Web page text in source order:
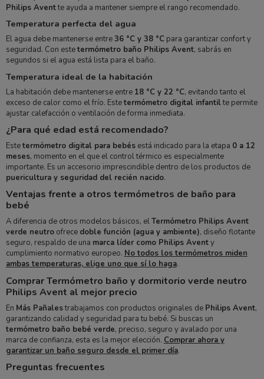
Philips Aventte ayuda a mantener siempre el rango recomendado.
Temperatura perfecta del agua
El agua debe mantenerse entre36 °C y 38 °Cpara garantizar confort y
seguridad. Con estetermómetro baño Philips Avent, sabrás en
segundos si el agua está lista para el baño.
Temperatura ideal de la habitación
La habitación debe mantenerse entre 18 °C y 22 °C, evitando tanto el
exceso de calor como el frío. Estetermómetro digital infantilte permite
ajustar calefacción o ventilación de forma inmediata.
¿Para qué edad está recomendado?
Estetermómetro digital para bebésestá indicado para la etapa 0 a 12
meses, momento en el que el control térmico es especialmente
importante. Es un accesorio imprescindible dentro de los productos de
puericultura y seguridad del recién nacido.
Ventajas frente a otros termómetros de baño para
bebé
A diferencia de otros modelos básicos, elTermómetro Philips Avent
verde neutroofrece doble función (agua y ambiente), diseño flotante
seguro, respaldo de una marca líder como Philips Aventy
cumplimiento normativo europeo. No todos los termómetros miden
ambas temperaturas, elige uno que sí lo haga.
Comprar Termómetro baño y dormitorio verde neutro
Philips Avent al mejor precio
En Más Pañalestrabajamos con productos originales de Philips Avent,
garantizando calidad y seguridad para tu bebé. Si buscas un
termómetro baño bebé verde, preciso, seguro y avalado por una
marca de confianza, esta es la mejor elección. Comprar ahora y
garantizar un baño seguro desde el primer día.
Preguntas frecuentes